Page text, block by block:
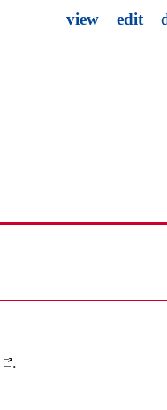
view edit
.